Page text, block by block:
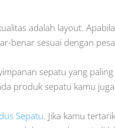
adalah layout.
benar sesuai dengan
sepatu yang
produk sepatu kamu
Sepatu. Jika kamu